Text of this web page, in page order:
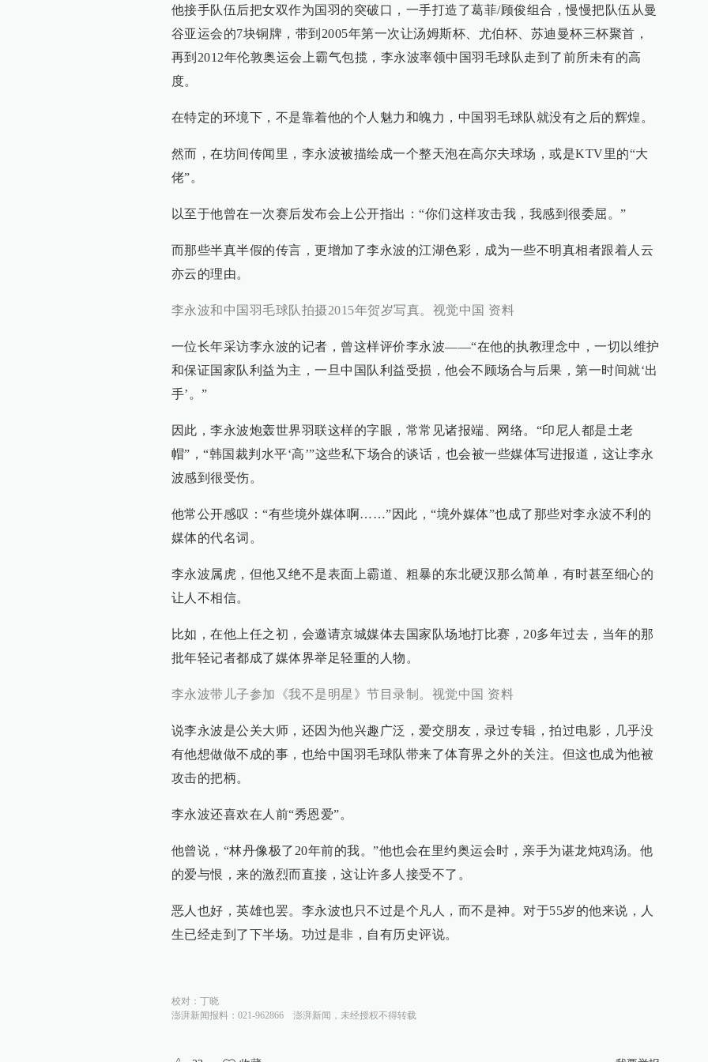
他接手队伍后把女双作为国羽的突破口，一手打造了葛菲/顾俊组合，慢慢把队伍从曼
谷亚运会的7块铜牌，带到2005年第一次让汤姆斯杯、尤伯杯、苏迪曼杯三杯聚首，
再到2012年伦敦奥运会上霸气包揽，李永波率领中国羽毛球队走到了前所未有的高
度。
在特定的环境下，不是靠着他的个人魅力和魄力，中国羽毛球队就没有之后的辉煌。
然而，在坊间传闻里，李永波被描绘成一个整天泡在高尔夫球场，或是KTV里的“大
佬”。
以至于他曾在一次赛后发布会上公开指出：“你们这样攻击我，我感到很委屈。”
而那些半真半假的传言，更增加了李永波的江湖色彩，成为一些不明真相者跟着人云
亦云的理由。
李永波和中国羽毛球队拍摄2015年贺岁写真。视觉中国 资料
一位长年采访李永波的记者，曾这样评价李永波——“在他的执教理念中，一切以维护
和保证国家队利益为主，一旦中国队利益受损，他会不顾场合与后果，第一时间就‘出
手’。”
因此，李永波炮轰世界羽联这样的字眼，常常见诸报端、网络。“印尼人都是土老
帽”，“韩国裁判水平‘高’”这些私下场合的谈话，也会被一些媒体写进报道，这让李永
波感到很受伤。
他常公开感叹：“有些境外媒体啊……”因此，“境外媒体”也成了那些对李永波不利的
媒体的代名词。
李永波属虎，但他又绝不是表面上霸道、粗暴的东北硬汉那么简单，有时甚至细心的
让人不相信。
比如，在他上任之初，会邀请京城媒体去国家队场地打比赛，20多年过去，当年的那
批年轻记者都成了媒体界举足轻重的人物。
李永波带儿子参加《我不是明星》节目录制。视觉中国 资料
说李永波是公关大师，还因为他兴趣广泛，爱交朋友，录过专辑，拍过电影，几乎没
有他想做做不成的事，也给中国羽毛球队带来了体育界之外的关注。但这也成为他被
攻击的把柄。
李永波还喜欢在人前“秀恩爱”。
他曾说，“林丹像极了20年前的我。”他也会在里约奥运会时，亲手为谌龙炖鸡汤。他
的爱与恨，来的激烈而直接，这让许多人接受不了。
恶人也好，英雄也罢。李永波也只不过是个凡人，而不是神。对于55岁的他来说，人
生已经走到了下半场。功过是非，自有历史评说。
校对： 丁晓
澎湃新闻报料：021-962866
澎湃新闻，未经授权不得转载